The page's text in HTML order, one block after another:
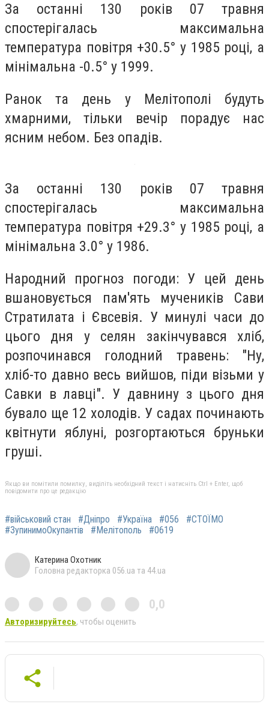
За останні 130 років 07 травня
спостерігалась максимальна
температура повітря +30.5° у 1985 році, а
мінімальна -0.5° у 1999.
Ранок та день у Мелітополі будуть
хмарними, тільки вечір порадує нас
ясним небом. Без опадів.
За останні 130 років 07 травня
спостерігалась максимальна
температура повітря +29.3° у 1985 році, а
мінімальна 3.0° у 1986.
Народний прогноз погоди: У цей день
вшановується пам'ять мучеників Сави
Стратилата і Євсевія. У минулі часи до
цього дня у селян закінчувався хліб,
розпочинався голодний травень: "Ну,
хліб-то давно весь вийшов, піди візьми у
Савки в лавці". У давнину з цього дня
бувало ще 12 холодів. У садах починають
квітнути яблуні, розгортаються бруньки
груші.
Якщо ви помітили помилку, виділіть необхідний текст і натисніть Ctrl + Enter, щоб
повідомити про це редакцію
#військовий стан #Дніпро #Україна #056
#СТОЇМО
#ЗупинимоОкупантів
#Мелітополь #0619
Катерина Охотник
Головна редакторка 056.ua та 44.ua
0,0
Авторизируйтесь, чтобы оценить